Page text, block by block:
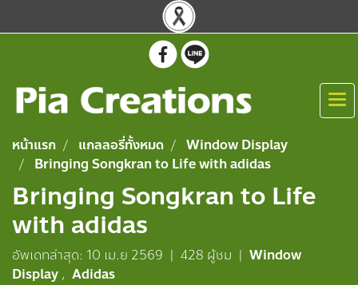
หน้าแรก แกลลอรี่ทั้งหมด
Window Display
Bringing Songkran to Life with adidas
Bringing Songkran to Life
with adidas
อัพเดทล่าสุด: 10 เม.ย 2569 | 428 ผู้ชม | Window
Display , Adidas